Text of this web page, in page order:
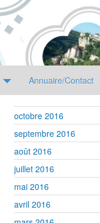
Annuaire/Contact
octobre 2016
septembre 2016
août 2016
juillet 2016
mai 2016
avril 2016